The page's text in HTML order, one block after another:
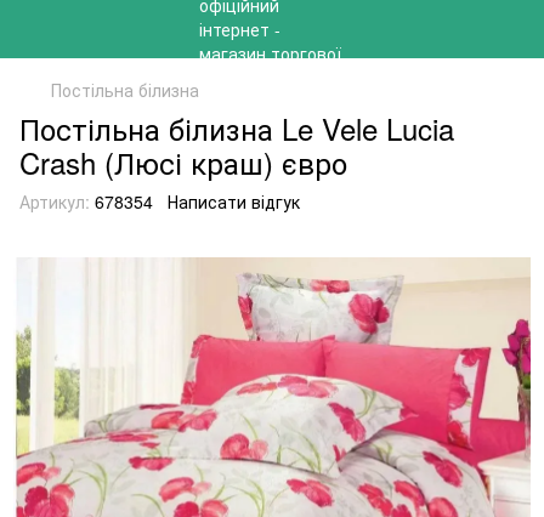
Постільна білизна
Постільна білизна Le Vele Lucia
Crash (Люсі краш) євро
Артикул: 678354 Написати відгук